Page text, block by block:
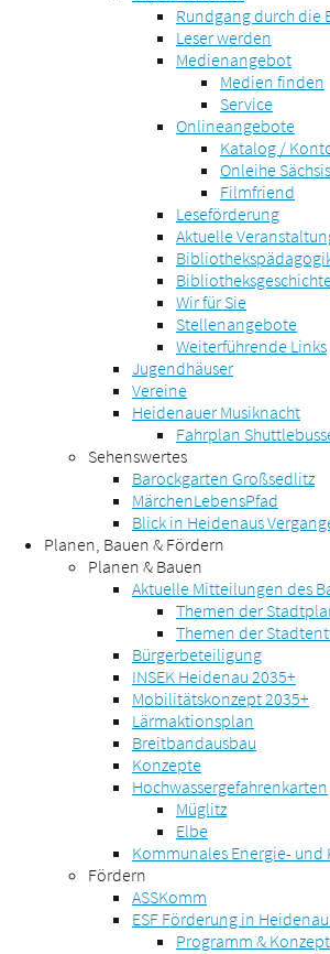
Rundgang durch die
Leser werden
Medienangebot
Medien finden
Service
Onlineangebote
Katalog /
Onleihe
Filmfriend
Leseförderung
Aktuelle
Wir für Sie
Stellenangebote
Weiterführende Links
Jugendhäuser
Vereine
Heidenauer Musiknacht
Fahrplan
Sehenswertes
Barockgarten Großsedlitz
MärchenLebensPfad
Blick in Heidenaus
Planen, Bauen & Fördern
Planen & Bauen
Aktuelle Mitteilungen des
Themen der
Themen der
Bürgerbeteiligung
INSEK Heidenau 2035+
Mobilitätskonzept 2035+
Lärmaktionsplan
Breitbandausbau
Konzepte
Hochwassergefahrenkarten
Müglitz
Elbe
Kommunales Energie-
Fördern
ASSKomm
ESF Förderung in
Programm & Konzept